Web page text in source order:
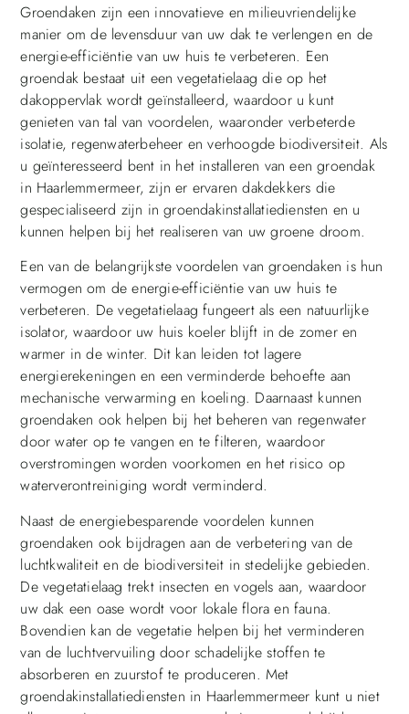
Groendaken zijn een innovatieve en milieuvriendelijke
manier om de levensduur van uw dak te verlengen en de
energie-efficiëntie van uw huis te verbeteren. Een
groendak bestaat uit een vegetatielaag die op het
dakoppervlak wordt geïnstalleerd, waardoor u kunt
genieten van tal van voordelen, waaronder verbeterde
isolatie, regenwaterbeheer en verhoogde biodiversiteit. Als
u geïnteresseerd bent in het installeren van een groendak
in Haarlemmermeer, zijn er ervaren dakdekkers die
gespecialiseerd zijn in groendakinstallatiediensten en u
kunnen helpen bij het realiseren van uw groene droom.
Een van de belangrijkste voordelen van groendaken is hun
vermogen om de energie-efficiëntie van uw huis te
verbeteren. De vegetatielaag fungeert als een natuurlijke
isolator, waardoor uw huis koeler blijft in de zomer en
warmer in de winter. Dit kan leiden tot lagere
energierekeningen en een verminderde behoefte aan
mechanische verwarming en koeling. Daarnaast kunnen
groendaken ook helpen bij het beheren van regenwater
door water op te vangen en te filteren, waardoor
overstromingen worden voorkomen en het risico op
waterverontreiniging wordt verminderd.
Naast de energiebesparende voordelen kunnen
groendaken ook bijdragen aan de verbetering van de
luchtkwaliteit en de biodiversiteit in stedelijke gebieden.
De vegetatielaag trekt insecten en vogels aan, waardoor
uw dak een oase wordt voor lokale flora en fauna.
Bovendien kan de vegetatie helpen bij het verminderen
van de luchtvervuiling door schadelijke stoffen te
absorberen en zuurstof te produceren. Met
groendakinstallatiediensten in Haarlemmermeer kunt u niet